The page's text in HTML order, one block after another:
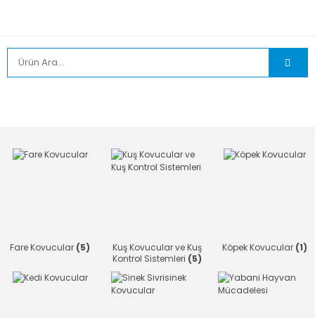
Fare Kovucular (5)
Kuş Kovucular ve Kuş
Kontrol Sistemleri (5)
Köpek Kovucular (1)